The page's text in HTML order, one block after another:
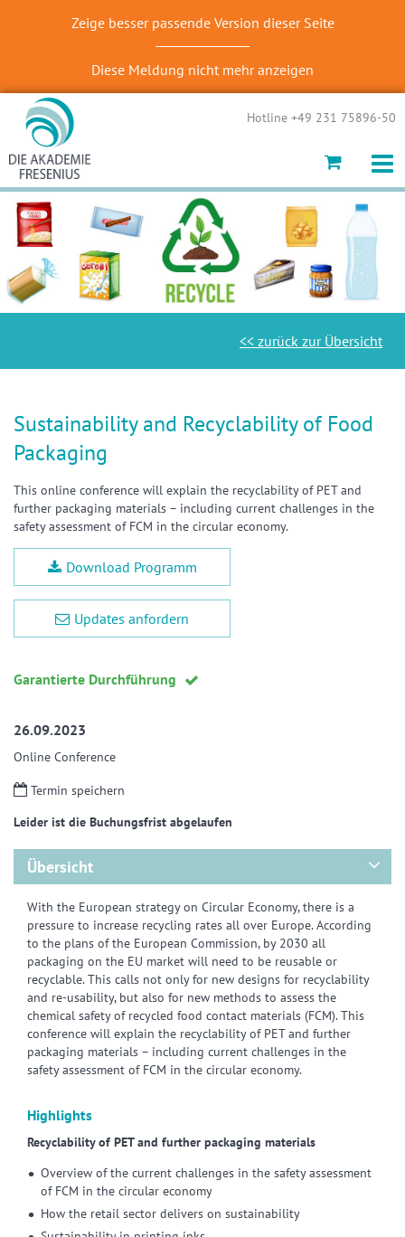
Zeige besser passende Version dieser Seite
Diese Meldung nicht mehr anzeigen
Hotline +49 231 75896-50
<< zurück zur Übersicht
Sustainability and Recyclability of Food
Packaging
This online conference will explain the recyclability of PET and
further packaging materials – including current challenges in the
safety assessment of FCM in the circular economy.
Download Programm
Updates anfordern
Garantierte Durchführung
26.09.2023
Online Conference
Termin speichern
Leider ist die Buchungsfrist abgelaufen
Übersicht
With the European strategy on Circular Economy, there is a
pressure to increase recycling rates all over Europe. According
to the plans of the European Commission, by 2030 all
packaging on the EU market will need to be reusable or
recyclable. This calls not only for new designs for recyclability
and re-usability, but also for new methods to assess the
chemical safety of recycled food contact materials (FCM). This
conference will explain the recyclability of PET and further
packaging materials – including current challenges in the
safety assessment of FCM in the circular economy.
Highlights
Recyclability of PET and further packaging materials
Overview of the current challenges in the safety assessment
of FCM in the circular economy
How the retail sector delivers on sustainability